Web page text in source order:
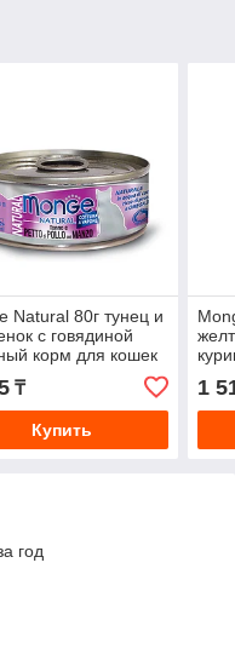
Natural 80г тунец и
с говядиной
корм для кошек
₸
Купить
1
год